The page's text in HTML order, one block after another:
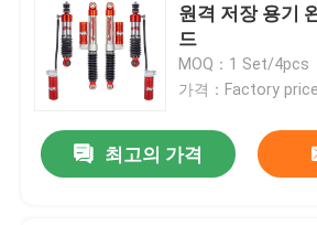
조정할 수 있는 가스 충격 흡수기
거품 세포 완충 장치
니트로 가스 충격 흡수기
원격 저장 용기
드
MOQ：1 Set/4pcs
가격：Factory price
최고의 가격